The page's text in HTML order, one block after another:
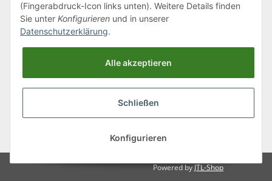
Montag bis Donnerstag: 8:00 bis 16:30 Uhr
Freitag: 8:00 bis 12:00 Uhr
Tel.:0043 (0) 4262 50900
office@cncshop.at
* Alle Preise inkl. gesetzlicher USt., zzgl.Versand, zzgl.
Powered by JTL-Shop
(Fingerabdruck-Icon links unten). Weitere Details finden
Sie unter Konfigurieren und in unserer
Datenschutzerklärung.
Alle akzeptieren
Schließen
Konfigurieren